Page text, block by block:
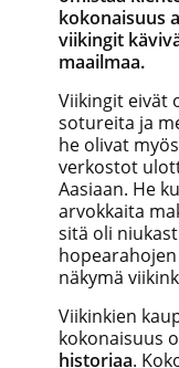
kokonaisuus
viikingit
maailmaa.
Viikingit eivät
sotureita ja
he olivat
verkostot
Aasiaan. He
arvokkaita
sitä oli
näkymä
Viikinkien
kokonaisuus
historiaa.